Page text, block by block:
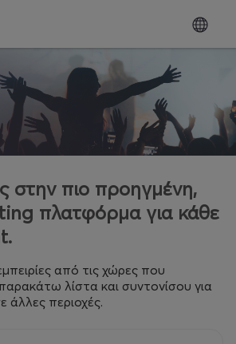
στην πιο προηγμένη,
πλατφόρμα για κάθε
από τις χώρες που
λίστα και συντονίσου για
άλλες περιοχές.